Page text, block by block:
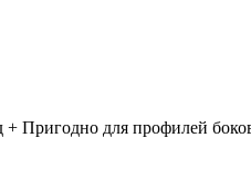
Пригодно для профилей